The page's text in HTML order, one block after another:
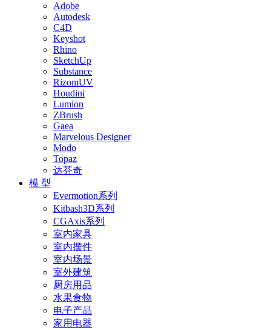
Adobe
Autodesk
C4D
Keyshot
Rhino
SketchUp
Substance
RizomUV
Houdini
Lumion
ZBrush
Gaea
Marvelous Designer
Modo
Topaz
达芬奇
模 型
Evermotion系列
Kitbash3D系列
CGAxis系列
室内家具
室内摆件
室内场景
室外建筑
厨房用品
水果食物
电子产品
家用电器